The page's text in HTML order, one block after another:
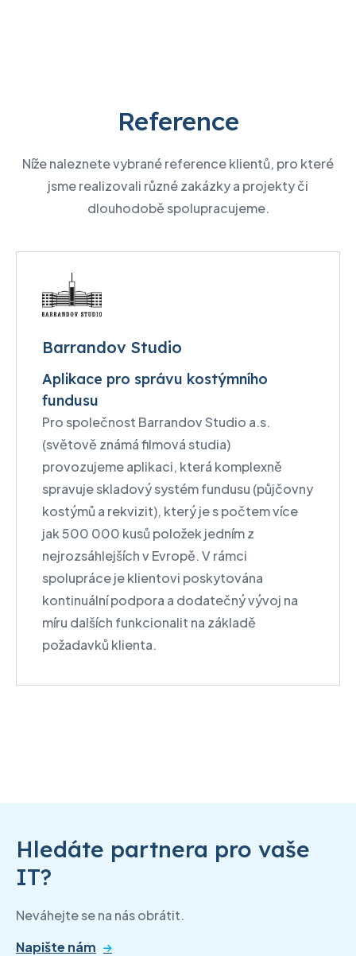
Reference
Níže naleznete vybrané reference klientů, pro které
jsme realizovali různé zakázky a projekty či
dlouhodobě spolupracujeme.
Barrandov Studio
Aplikace pro správu kostýmního
fundusu
Pro společnost Barrandov Studio a.s.
(světově známá filmová studia)
provozujeme aplikaci, která komplexně
spravuje skladový systém fundusu (půjčovny
kostýmů a rekvizit), který je s počtem více
jak 500 000 kusů položek jedním z
nejrozsáhlejších v Evropě. V rámci
spolupráce je klientovi poskytována
kontinuální podpora a dodatečný vývoj na
míru dalších funkcionalit na základě
požadavků klienta.
Hledáte partnera pro vaše
IT?
Neváhejte se na nás obrátit.
Napište nám